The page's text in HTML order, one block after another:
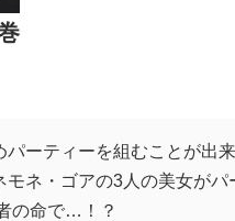
ーティーを組むことが出
ネ・ゴアの3人の美女がパ
の命で…！？